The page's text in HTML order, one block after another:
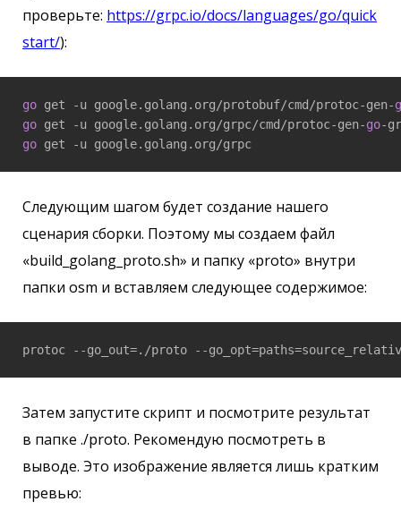
проверьте: https://grpc.io/docs/languages/go/quick
start/):
go get -u google.golang.org/protobuf/cmd/protoc-gen-
go get -u google.golang.org/grpc/cmd/protoc-gen-go
go
Следующим шагом будет создание нашего
сценария сборки. Поэтому мы создаем файл
«build_golang_proto.sh» и папку «proto» внутри
папки osm и вставляем следующее содержимое:
protoc --go_out=./proto --
Затем запустите скрипт и посмотрите результат
в папке ./proto. Рекомендую посмотреть в
выводе. Это изображение является лишь кратким
превью: